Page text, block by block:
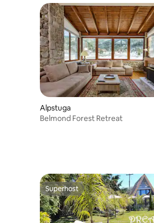
Alpstuga
Belmond Forest Retreat
Superhost
Superhost